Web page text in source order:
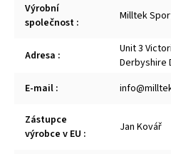
Výrobní
společnost : Milltek
Adresa :
Unit 3
Derbyshire
E-mail :
Zástupce
výrobce v EU : Jan Kovář